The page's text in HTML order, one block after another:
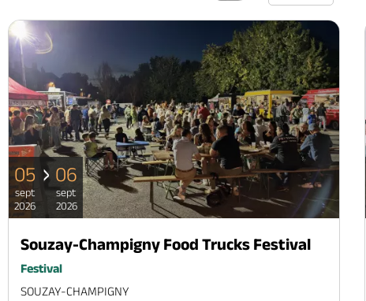
05
sept
2026
06
sept
2026
Souzay-Champigny Food Trucks Festival
Festival
SOUZAY-CHAMPIGNY